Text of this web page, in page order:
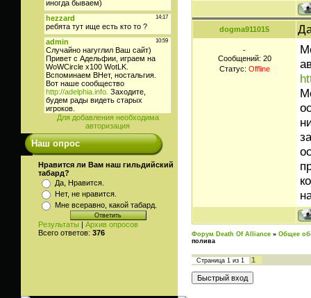
Для добавления необходима
авторизация
Наш опрос
Нравится ли Вам наш гильдийский
табард?
Да, Нравится.
Нет, не нравится.
Мне всеравно, какой табард.
Результаты | Архив опросов
Всего ответов: 376
dogma911015
-
Сообщений: 20
Статус: Offline
Форум Death Of Alliance » Общее
полива
Страница 1 из 1 1